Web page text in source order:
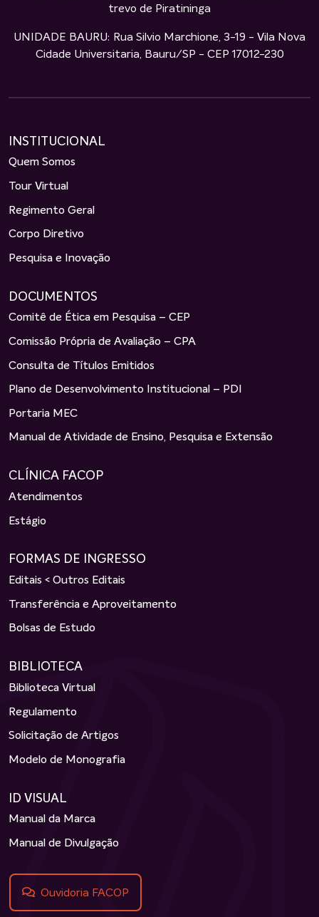
trevo de Piratininga
UNIDADE BAURU: Rua Silvio Marchione, 3-19 - Vila Nova
Cidade Universitaria, Bauru/SP - CEP 17012-230
INSTITUCIONAL
Quem Somos
Tour Virtual
Regimento Geral
Corpo Diretivo
Pesquisa e Inovação
DOCUMENTOS
Comitê de Ética em Pesquisa – CEP
Comissão Própria de Avaliação – CPA
Consulta de Títulos Emitidos
Plano de Desenvolvimento Institucional – PDI
Portaria MEC
Manual de Atividade de Ensino, Pesquisa e Extensão
CLÍNICA FACOP
Atendimentos
Estágio
FORMAS DE INGRESSO
Editais < Outros Editais
Transferência e Aproveitamento
Bolsas de Estudo
BIBLIOTECA
Biblioteca Virtual
Regulamento
Solicitação de Artigos
Modelo de Monografia
ID VISUAL
Manual da Marca
Manual de Divulgação
Ouvidoria FACOP